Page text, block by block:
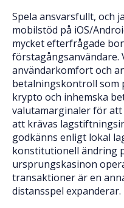
Spela ansvarsfullt, och
mobilstöd på iOS/
mycket efterfrågade
användarkomfort och
betalningskontroll som
krypto och inhemska
valutamarginaler för
att krävas
godkänns enligt lokal
konstitutionell ändring
ursprungskasinon
transaktioner är en
distansspel expanderar.